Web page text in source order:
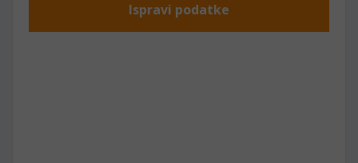
Ispravi podatke